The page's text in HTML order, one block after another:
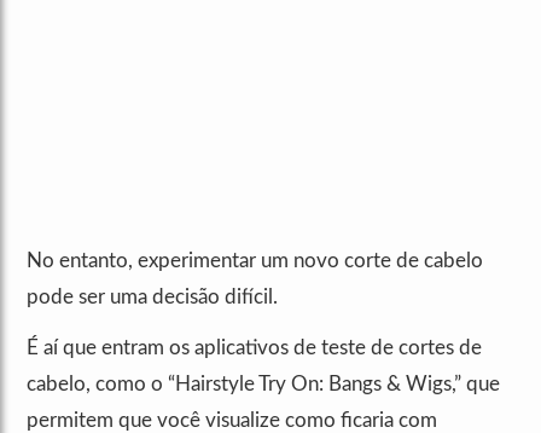
No entanto, experimentar um novo corte de cabelo
pode ser uma decisão difícil.
É aí que entram os aplicativos de teste de cortes de
cabelo, como o “Hairstyle Try On: Bangs & Wigs,” que
permitem que você visualize como ficaria com